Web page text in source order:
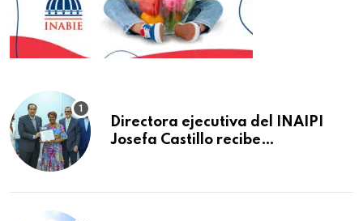
Directora ejecutiva del INAIPI
Josefa Castillo recibe